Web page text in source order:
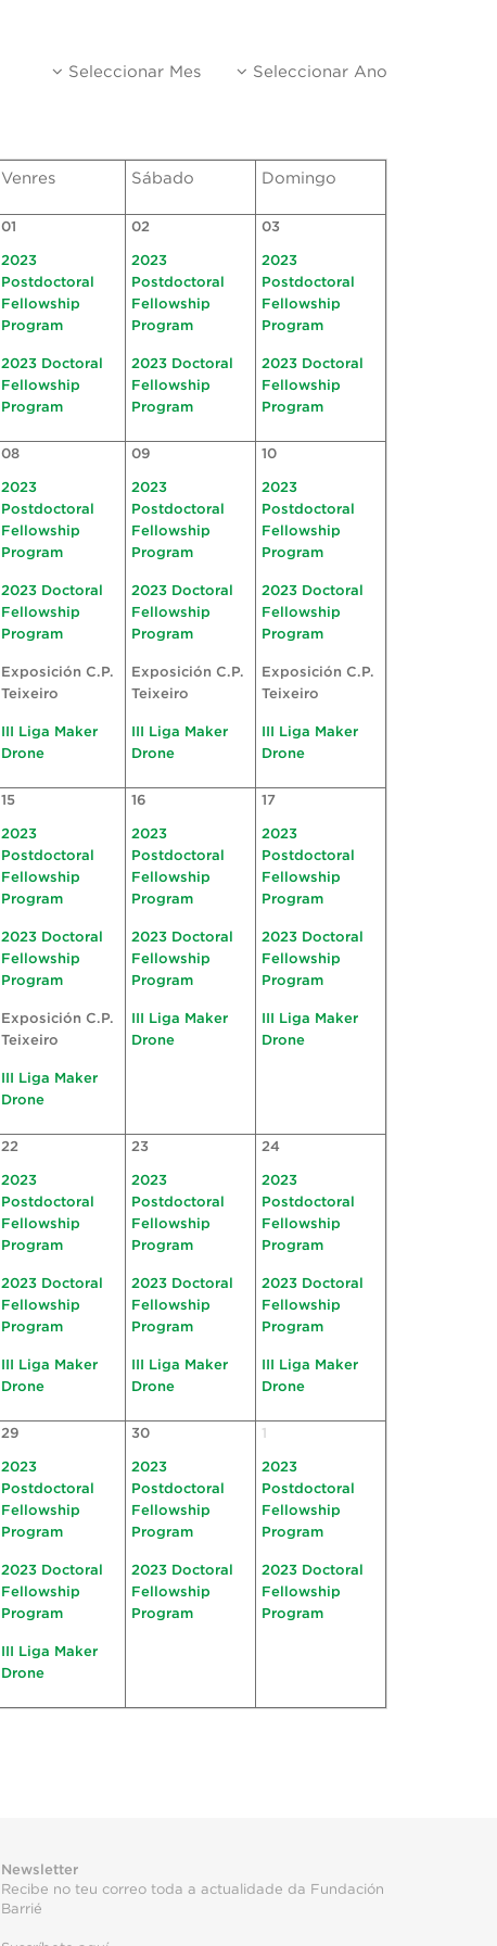
Seleccionar Mes Seleccionar Ano
Venres Sábado Domingo
01
2023
Postdoctoral
Fellowship
Program
2023 Doctoral
Fellowship
Program
02
2023
Postdoctoral
Fellowship
Program
2023 Doctoral
Fellowship
Program
03
2023
Postdoctoral
Fellowship
Program
2023 Doctoral
Fellowship
Program
08
2023
Postdoctoral
Fellowship
Program
2023 Doctoral
Fellowship
Program
Exposición C.P.
Teixeiro
III Liga Maker
Drone
09
2023
Postdoctoral
Fellowship
Program
2023 Doctoral
Fellowship
Program
Exposición C.P.
Teixeiro
III Liga Maker
Drone
10
2023
Postdoctoral
Fellowship
Program
2023 Doctoral
Fellowship
Program
Exposición C.P.
Teixeiro
III Liga Maker
Drone
15
2023
Postdoctoral
Fellowship
Program
2023 Doctoral
Fellowship
Program
Exposición C.P.
Teixeiro
III Liga Maker
Drone
16
2023
Postdoctoral
Fellowship
Program
2023 Doctoral
Fellowship
Program
III Liga Maker
Drone
17
2023
Postdoctoral
Fellowship
Program
2023 Doctoral
Fellowship
Program
III Liga Maker
Drone
22
2023
Postdoctoral
Fellowship
Program
2023 Doctoral
Fellowship
Program
III Liga Maker
Drone
23
2023
Postdoctoral
Fellowship
Program
2023 Doctoral
Fellowship
Program
III Liga Maker
Drone
24
2023
Postdoctoral
Fellowship
Program
2023 Doctoral
Fellowship
Program
III Liga Maker
Drone
29
2023
Postdoctoral
Fellowship
Program
2023 Doctoral
Fellowship
Program
III Liga Maker
Drone
30
2023
Postdoctoral
Fellowship
Program
2023 Doctoral
Fellowship
Program
1
2023
Postdoctoral
Fellowship
Program
2023 Doctoral
Fellowship
Program
Newsletter
Recibe no teu correo toda a actualidade da Fundación
Barrié